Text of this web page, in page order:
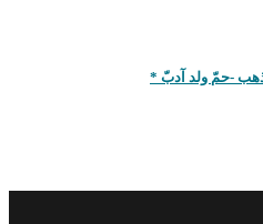
-حمّ ولد آدبّ *